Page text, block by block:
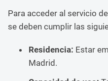
Para acceder al servicio
se deben cumplir las
Residencia: Estar
Madrid.